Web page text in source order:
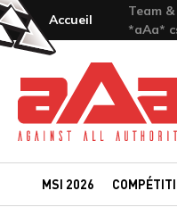
Accueil
Team
*aAa*
Team-aAa - against All
MSI 2026